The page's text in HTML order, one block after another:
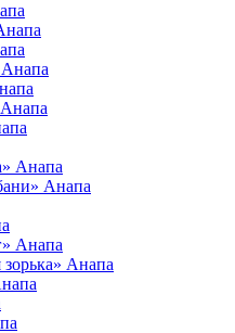
Анапа
Анапа
Анапа
Анапа